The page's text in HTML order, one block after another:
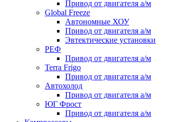
Привод от двигателя а/м
Global Freeze
Автономные ХОУ
Привод от двигателя а/м
Эвтектические установки
РЕФ
Привод от двигателя а/м
Terra Frigo
Привод от двигателя а/м
Автохолод
Привод от двигателя а/м
ЮГ Фрост
Привод от двигателя а/м